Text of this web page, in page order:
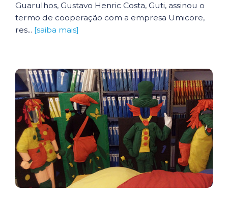
Guarulhos, Gustavo Henric Costa, Guti, assinou o
termo de cooperação com a empresa Umicore,
res... [saiba mais]